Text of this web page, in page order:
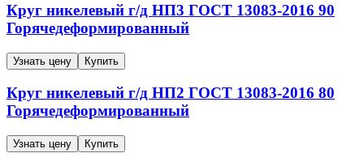
Круг никелевый г/д НП3 ГОСТ 13083-2016 90
Горячедеформированный
Узнать цену Купить
Круг никелевый г/д НП2 ГОСТ 13083-2016 80
Горячедеформированный
Узнать цену Купить